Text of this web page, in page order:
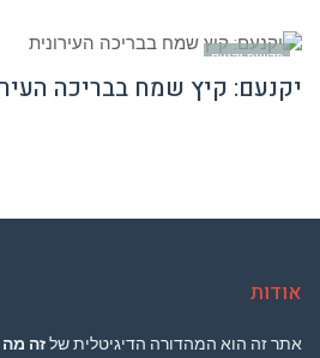
חדשות יקנעם
יקנעם: קיץ שמח בבריכה
אודות
אתר זה הוא המהדורה הדיגיטלית שלזה מה